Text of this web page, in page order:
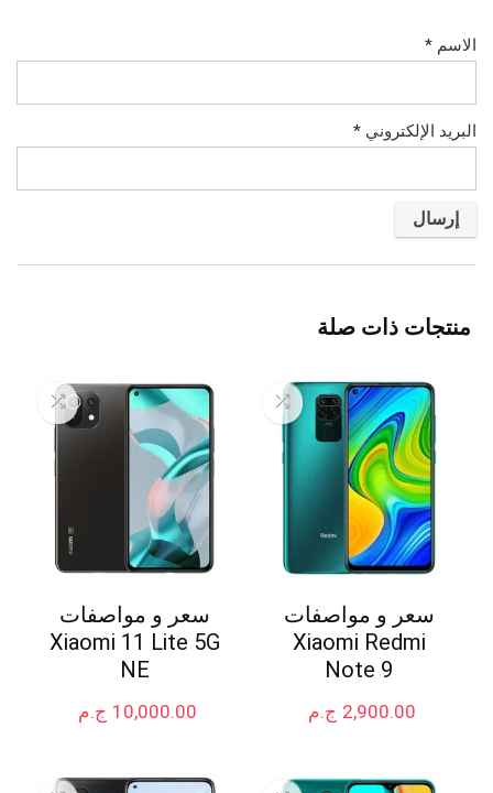
الاسم *
البريد الإلكتروني *
منتجات ذات صلة
سعر و مواصفات
Xiaomi Redmi
Note 9
ج.م 2,900.00
سعر و مواصفات
Xiaomi 11 Lite 5G
NE
ج.م 10,000.00